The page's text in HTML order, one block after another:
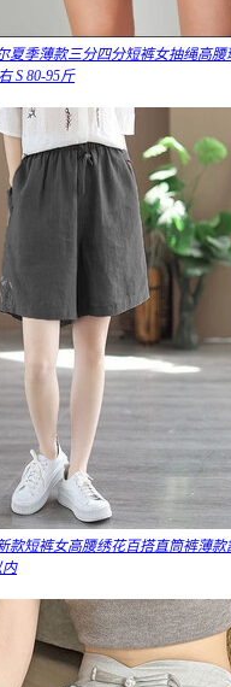
夏季薄款三分四分短裤女抽绳高
S 80-95斤
款短裤女高腰绣花百搭直筒裤薄
内